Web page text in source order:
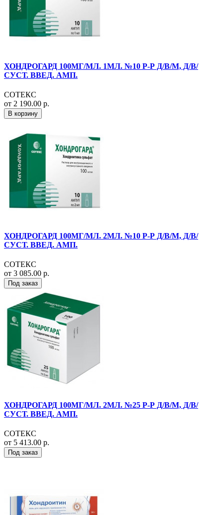
ХОНДРОГАРД 100МГ/МЛ. 1МЛ. №10 Р-Р Д/В/М, Д/В/
СУСТ. ВВЕД. АМП.
СОТЕКС
от 2 190.00 р.
В корзину
ХОНДРОГАРД 100МГ/МЛ. 2МЛ. №10 Р-Р Д/В/М, Д/В/
СУСТ. ВВЕД. АМП.
СОТЕКС
от 3 085.00 р.
Под заказ
ХОНДРОГАРД 100МГ/МЛ. 2МЛ. №25 Р-Р Д/В/М, Д/В/
СУСТ. ВВЕД. АМП.
СОТЕКС
от 5 413.00 р.
Под заказ